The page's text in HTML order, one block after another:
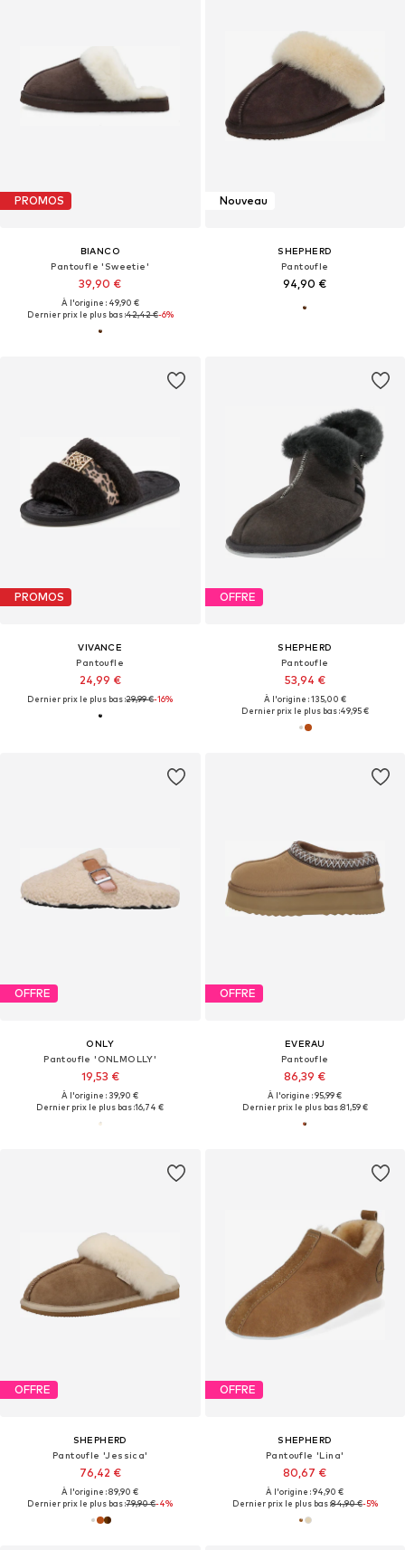
PROMOS
BIANCO
Pantoufle 'Sweetie'
39,90 €
À l'origine : 49,90 €
Dernier prix le plus bas :42,42 €-6%
Nouveau
SHEPHERD
Pantoufle
94,90 €
PROMOS
VIVANCE
Pantoufle
24,99 €
Dernier prix le plus bas :29,99 €-16%
OFFRE
SHEPHERD
Pantoufle
53,94 €
À l'origine : 135,00 €
Dernier prix le plus bas :49,95 €
OFFRE
ONLY
Pantoufle 'ONLMOLLY'
19,53 €
À l'origine : 39,90 €
Dernier prix le plus bas :16,74 €
OFFRE
EVERAU
Pantoufle
86,39 €
À l'origine : 95,99 €
Dernier prix le plus bas :81,59 €
OFFRE
SHEPHERD
Pantoufle 'Jessica'
76,42 €
À l'origine : 89,90 €
Dernier prix le plus bas :79,90 €-4%
OFFRE
SHEPHERD
Pantoufle 'Lina'
80,67 €
À l'origine : 94,90 €
Dernier prix le plus bas :84,90 €-5%